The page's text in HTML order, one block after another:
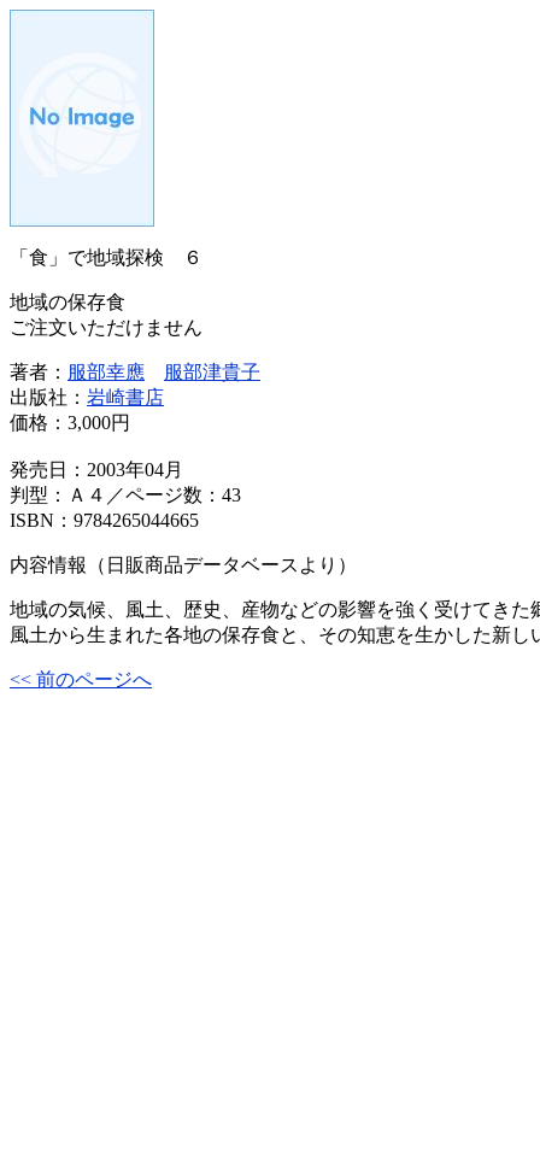
「食」で地域探検 ６
地域の保存食
ご注文いただけません
著者： 服部幸應
服部津貴子
出版社： 岩崎書店
価格： 3,000円
発売日：2003年04月
判型：Ａ４／ページ数：43
ISBN：9784265044665
内容情報（日販商品データベースより）
地域の気候、風土、歴史、産物などの影響を強く受けてき
風土から生まれた各地の保存食と、その知恵を生かした新
<< 前のページへ